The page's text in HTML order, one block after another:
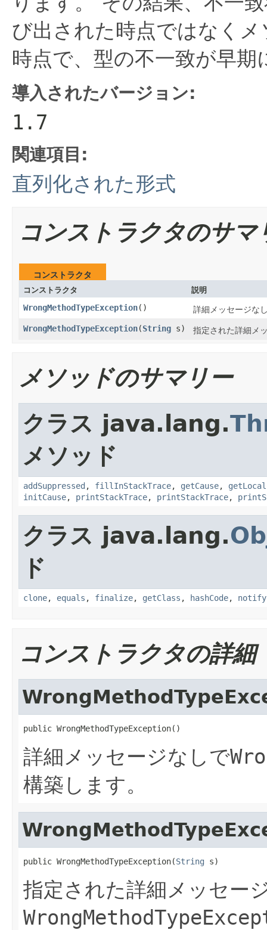
び出された時点ではなく
時点で、型の不一致が早
導入されたバージョン:
1.7
関連項目:
直列化された形式
コンストラクタのサマ
コンストラクタ
コンストラクタ 説明
WrongMethodTypeException()
詳細メッセージな
WrongMethodTypeException(String s) 指定された詳細メ
メソッドのサマリー
クラス java.lang.
メソッド
addSuppressed , fillInStackTrace, getCause,
initCause, printStackTrace, printStackTrace,
クラス java.lang.
ド
clone, equals , finalize, getClass , hashCode, notify
コンストラクタの詳細
public WrongMethodTypeException()
詳細メッセージなしで
構築します。
public WrongMethodTypeException(String s)
指定された詳細メッセー